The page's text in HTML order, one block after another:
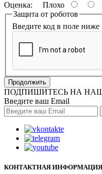
Оценка: Плохо
Защита от роботов
Введите код в поле ниже
Продолжить
ПОДПИШИТЕСЬ НА
Введите ваш Email
КОНТАКТНАЯ ИНФОРМАЦИЯ